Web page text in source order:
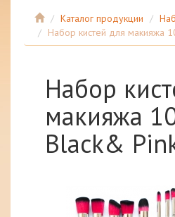
Каталог продукции
Набор кистей для макияжа
Набор
макияжа
Black&